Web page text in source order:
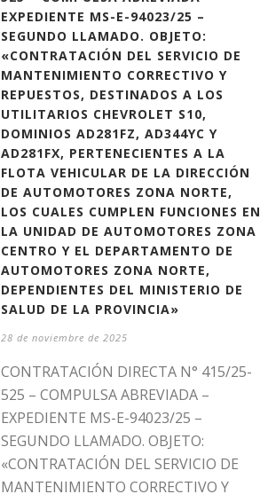
EXPEDIENTE MS-E-94023/25 –
SEGUNDO LLAMADO. OBJETO:
«CONTRATACIÓN DEL SERVICIO DE
MANTENIMIENTO CORRECTIVO Y
REPUESTOS, DESTINADOS A LOS
UTILITARIOS CHEVROLET S10,
DOMINIOS AD281FZ, AD344YC Y
AD281FX, PERTENECIENTES A LA
FLOTA VEHICULAR DE LA DIRECCIÓN
DE AUTOMOTORES ZONA NORTE,
LOS CUALES CUMPLEN FUNCIONES EN
LA UNIDAD DE AUTOMOTORES ZONA
CENTRO Y EL DEPARTAMENTO DE
AUTOMOTORES ZONA NORTE,
DEPENDIENTES DEL MINISTERIO DE
SALUD DE LA PROVINCIA»
28 de noviembre de 2025
CONTRATACIÓN DIRECTA N° 415/25-
525 – COMPULSA ABREVIADA –
EXPEDIENTE MS-E-94023/25 –
SEGUNDO LLAMADO. OBJETO:
«CONTRATACIÓN DEL SERVICIO DE
MANTENIMIENTO CORRECTIVO Y